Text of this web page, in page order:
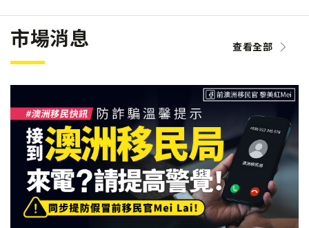
市場消息 查看全部